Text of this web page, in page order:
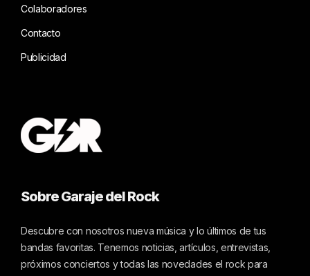
Colaboradores
Contacto
Publicidad
Sobre Garaje del Rock
Descubre con nosotros nueva música y lo últimos de tus
bandas favoritas. Tenemos noticias, artículos, entrevistas,
próximos conciertos y todas las novedades el rock para